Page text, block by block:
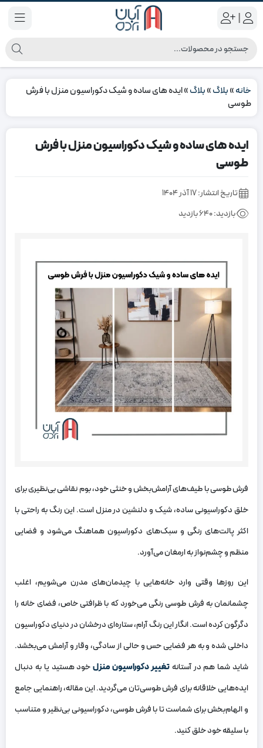
|
خانه»بلاگ»بلاگ»ایده های ساده و شیک دکوراسیون منزل با فرش
طوسی
ایده های ساده و شیک دکوراسیون منزل با فرش
طوسی
تاریخ انتشار:۱۷ آذر ۱۴۰۴
بازدید:640 بازدید
فرش طوسی با طیف‌های آرامش‌بخش و خنثی خود، بوم نقاشی بی‌نظیری برای
خلق دکوراسیونی ساده، شیک و دلنشین در منزل است. این رنگ به راحتی با
اکثر پالت‌های رنگی و سبک‌های دکوراسیون هماهنگ می‌شود و فضایی
منظم و چشم‌نواز به ارمغان می‌آورد.
این روزها وقتی وارد خانه‌هایی با چیدمان‌های مدرن می‌شویم، اغلب
چشمانمان به فرش طوسی‌ رنگی می‌خورد که با ظرافتی خاص، فضای خانه را
دگرگون کرده است. انگار این رنگ آرام، ستاره‌ای درخشان در دنیای دکوراسیون
داخلی شده و به هر فضایی حس و حالی از سادگی، وقار و آرامش می‌بخشد.
شاید شما هم در آستانهتغییر دکوراسیون منزلخود هستید یا به دنبال
ایده‌هایی خلاقانه برای فرش طوسی‌تان می‌گردید. این مقاله، راهنمایی جامع
و الهام‌بخش برای شماست تا با فرش طوسی، دکوراسیونی بی‌نظیر و متناسب
با سلیقه خود خلق کنید.